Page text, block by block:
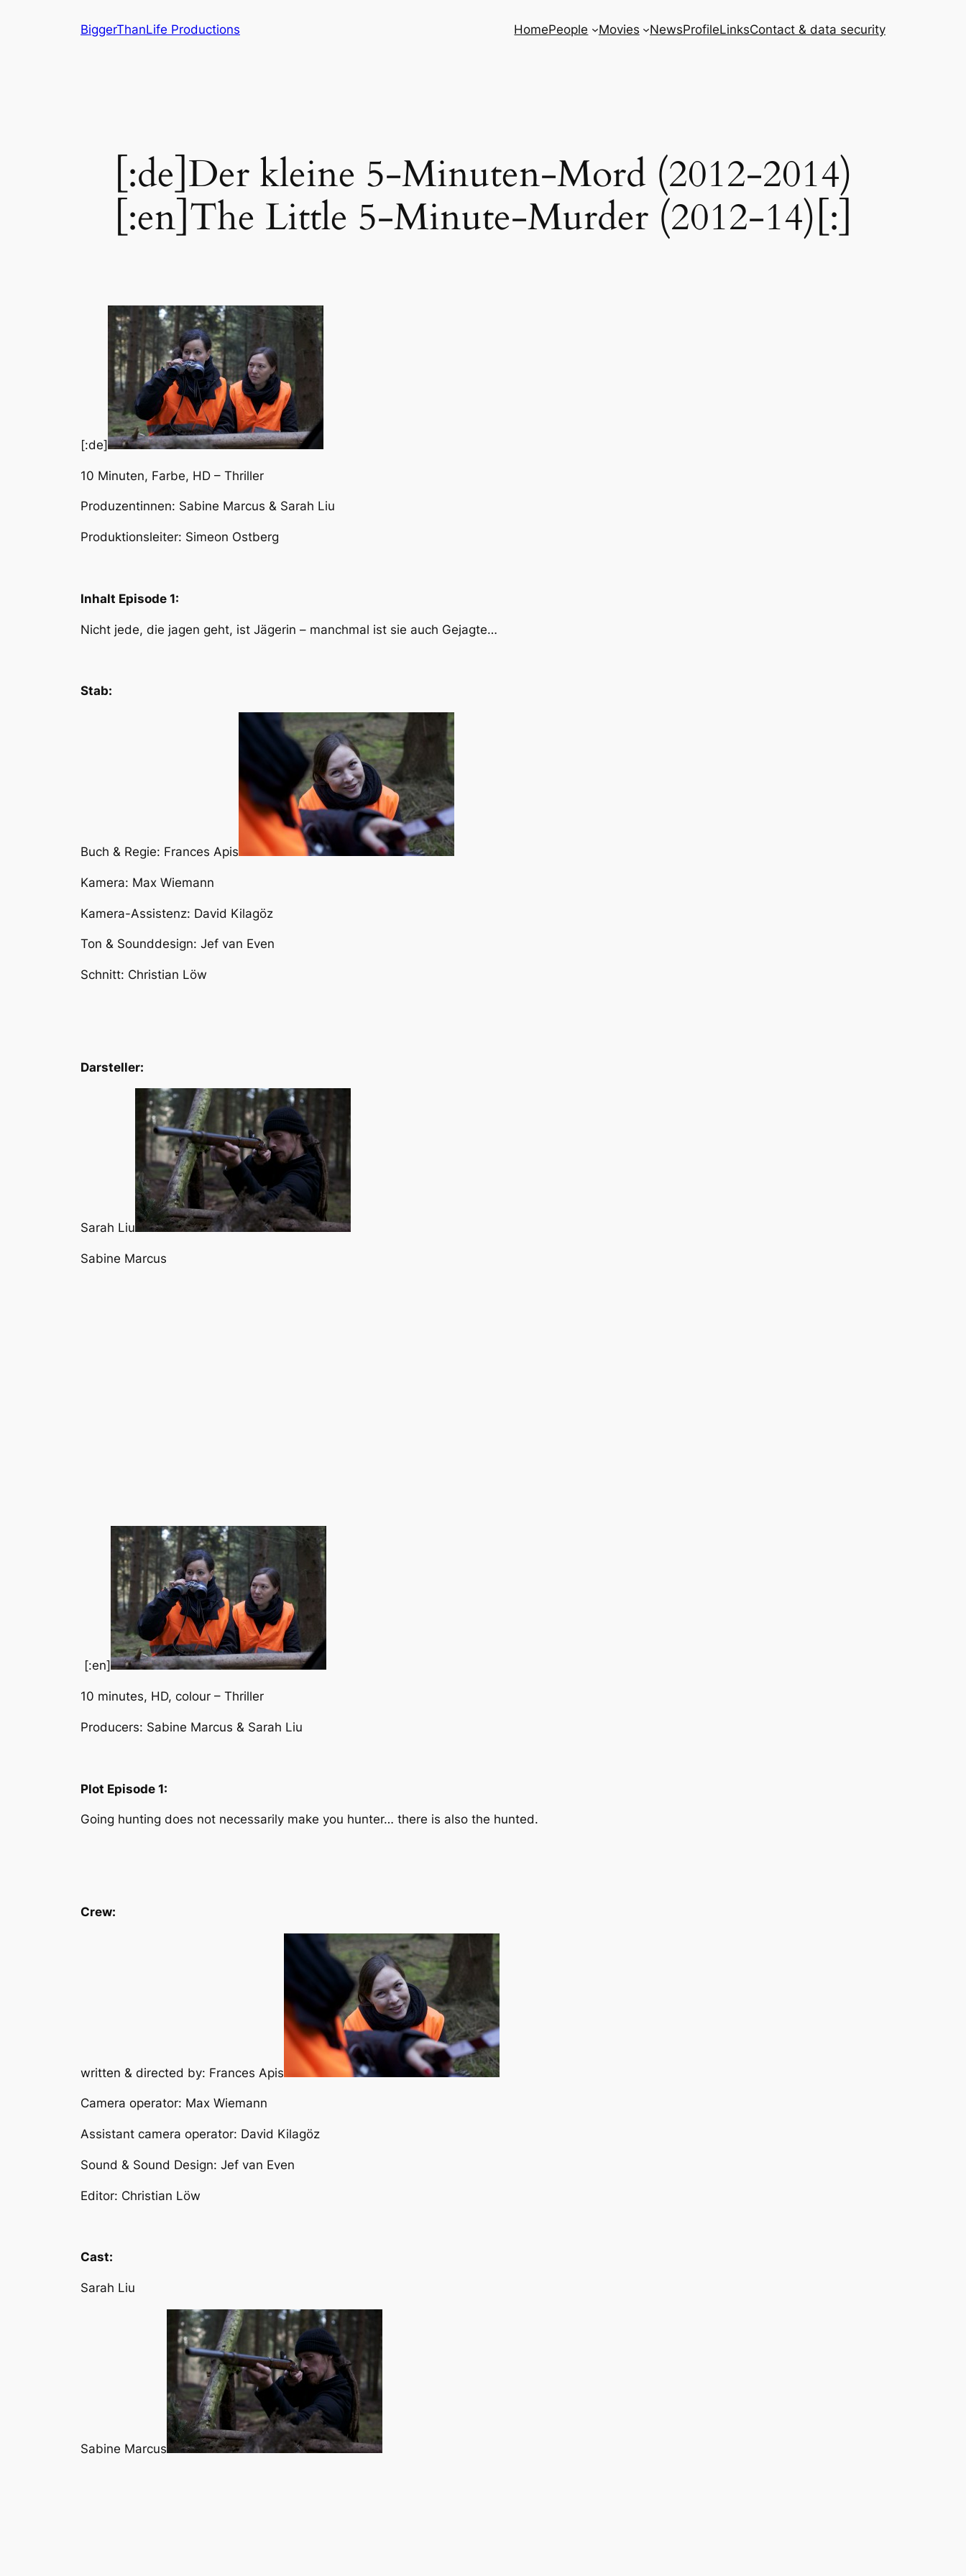
BiggerThanLife Productions HomePeople Movies NewsProfileLinksContact & data security
[:de]Der kleine 5-Minuten-Mord (2012-2014)
[:en]The Little 5-Minute-Murder (2012-14)[:]
[:de]
10 Minuten, Farbe, HD – Thriller
Produzentinnen: Sabine Marcus & Sarah Liu
Produktionsleiter: Simeon Ostberg
Inhalt Episode 1:
Nicht jede, die jagen geht, ist Jägerin – manchmal ist sie auch Gejagte…
Stab:
Buch & Regie: Frances Apis
Kamera: Max Wiemann
Kamera-Assistenz: David Kilagöz
Ton & Sounddesign: Jef van Even
Schnitt: Christian Löw
Darsteller:
Sarah Liu
Sabine Marcus
[:en]
10 minutes, HD, colour – Thriller
Producers: Sabine Marcus & Sarah Liu
Plot Episode 1:
Going hunting does not necessarily make you hunter… there is also the hunted.
Crew:
written & directed by: Frances Apis
Camera operator: Max Wiemann
Assistant camera operator: David Kilagöz
Sound & Sound Design: Jef van Even
Editor: Christian Löw
Cast:
Sarah Liu
Sabine Marcus